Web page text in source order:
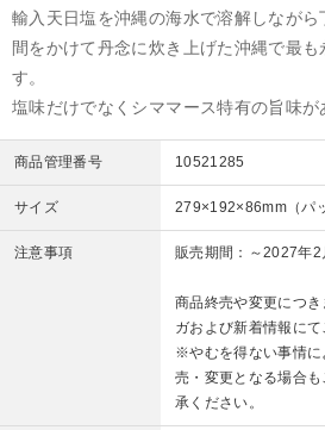
輸入天日塩を沖縄の海水で溶解しなが
間をかけて丹念に炊き上げた沖縄で最
す。
塩味だけでなくシママース特有の旨味が
商品管理番号 10521285
サイズ 279×192×86mm（パ
注意事項 販売期間：～2027年2
商品終売や変更につ
ガおよび新着情報にて
※やむを得ない事情に
売・変更となる場合
承ください。